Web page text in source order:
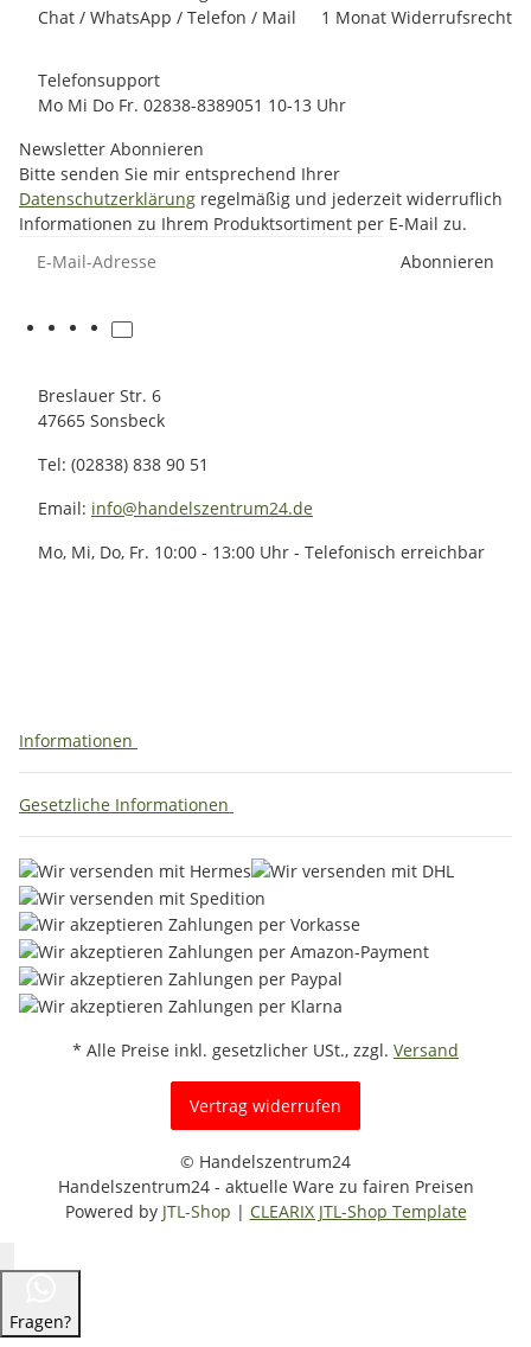
Chat / WhatsApp / Telefon / Mail
1 Monat Widerrufsrecht
Telefonsupport
Mo Mi Do Fr. 02838-8389051 10-13 Uhr
Newsletter Abonnieren
Bitte senden Sie mir entsprechend Ihrer
Datenschutzerklärung regelmäßig und jederzeit widerruflich
Informationen zu Ihrem Produktsortiment per E-Mail zu.
Abonnieren
Breslauer Str. 6
47665 Sonsbeck
Tel: (02838) 838 90 51
Email: info@handelszentrum24.de
Mo, Mi, Do, Fr. 10:00 - 13:00 Uhr - Telefonisch erreichbar
Informationen
Gesetzliche Informationen
* Alle Preise inkl. gesetzlicher USt., zzgl. Versand
Vertrag widerrufen
© Handelszentrum24
Handelszentrum24 - aktuelle Ware zu fairen Preisen
Powered by JTL-Shop | CLEARIX JTL-Shop Template
Fragen?